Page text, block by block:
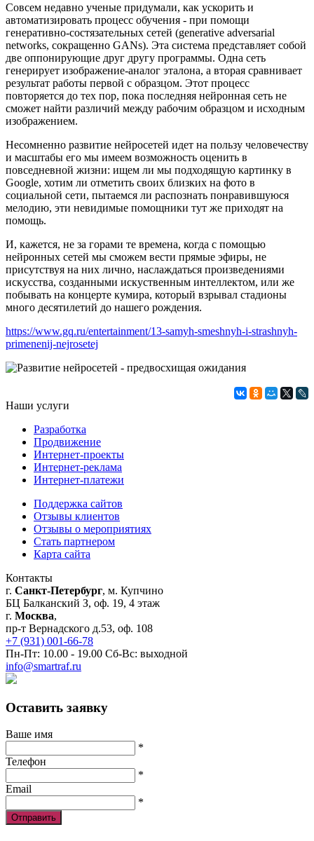
Совсем недавно ученые придумали, как ускорить и
автоматизировать процесс обучения - при помощи
генеративно-состязательных сетей (generative adversarial
networks, сокращенно GANs). Эта система представляет собой
две оппонирующие друг другу программы. Одна сеть
генерирует изображение-аналог эталона, а вторая сравнивает
результат работы первой с образцом. Этот процесс
повторяется до тех пор, пока последняя нейронная сеть не
сможет найти различий между рабочим образцом и исходным
изображением.
Несомненно развитие нейросетей идет на пользу человечеству
и масштабы его мы имеем возможность оценить в
повседневной жизни: ищем ли мы подходящую картинку в
Google, хотим ли отметить своих близких на фото в
социальной сети, пытаемся ли распознать понравившуюся
мелодию, эти невидимые помощники тут же приходят на
помощь.
И, кажется, не за горами те времена, когда с помощью
нейронных сетей мы сможем вести прямые эфиры, не
присутствуя на них лично, наслаждаться произведениями
искусства, созданными искуственным интеллектом, или же
побывать на концерте кумира, который взрывал стадионы
много десятилетий до нашего рождения.
https://www.gq.ru/entertainment/13-samyh-smeshnyh-i-strashnyh-
primenenij-nejrosetej
Наши услуги
Разработка
Продвижение
Интернет-проекты
Интернет-реклама
Интернет-платежи
Поддержка сайтов
Отзывы клиентов
Отзывы о мероприятиях
Стать партнером
Карта сайта
Контакты
г. Санкт-Петербург, м. Купчино
БЦ Балканский З, оф. 19, 4 этаж
г. Москва,
пр-т Вернадского д.53, оф. 108
+7 (931) 001-66-78
Пн-Пт: 10.00 - 19.00 Сб-Вс: выходной
info@smartraf.ru
Оставить заявку
Ваше имя
*
Телефон
*
Email
*